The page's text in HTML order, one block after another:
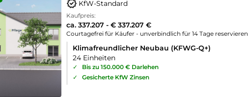
KfW-Standard
Kaufpreis:
ca. 337.207 - € 337.207 €
Courtagefrei für Käufer - unverbindlich für 14 Tage reservieren
Klimafreundlicher Neubau (KFWG-Q+)
24 Einheiten
✓
Bis zu 150.000 € Darlehen
✓
Gesicherte KfW Zinsen